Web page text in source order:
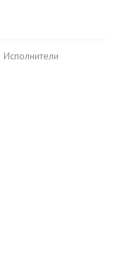
Исполнители